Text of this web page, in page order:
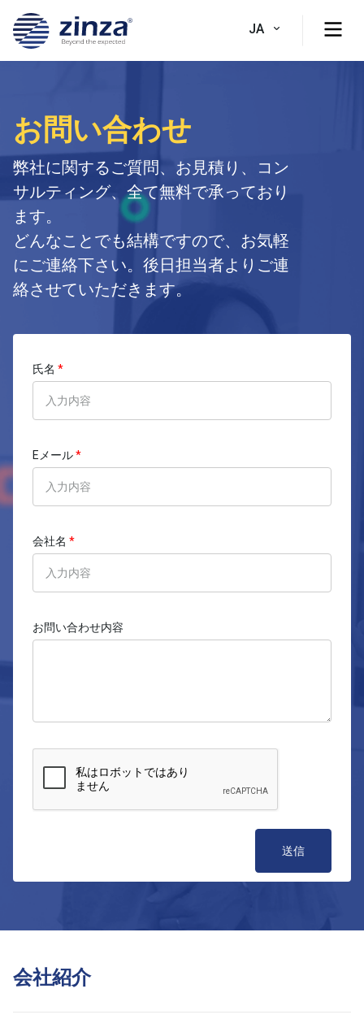
JA
お問い合わせ
弊社に関するご質問、お見積り、コン
サルティング、全て無料で承っており
ます。
どんなことでも結構ですので、お気軽
にご連絡下さい。後日担当者よりご連
絡させていただきます。
氏名 *
Eメール*
会社名 *
お問い合わせ内容
会社紹介